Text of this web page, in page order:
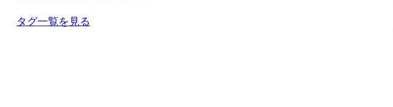
タグ一覧を見る